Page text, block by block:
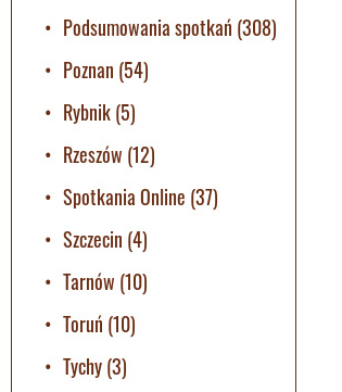
Podsumowania spotkań (308)
Poznan (54)
Rybnik(5)
Rzeszów (12)
Spotkania Online (37)
Szczecin (4)
Tarnów (10)
Toruń (10)
Tychy(3)